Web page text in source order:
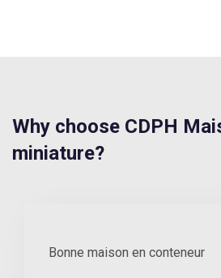
Why choose CDPH
miniature?
Bonne maison en conteneur